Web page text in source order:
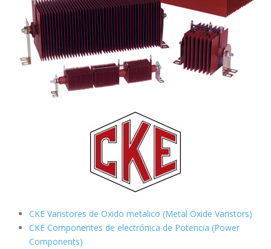
CKE Varistores de Oxido metalico (Metal Oxide Varistors)
CKE Componentes de electrónica de Potencia (Power
Components)